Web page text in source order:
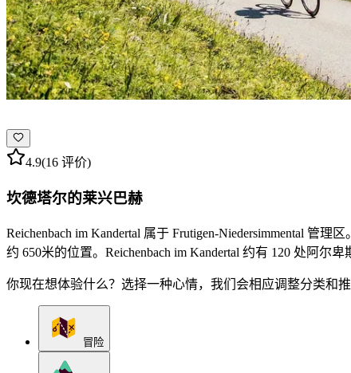
4.9(16 评价)
坎德塔尔的莱兴巴赫
Reichenbach im Kandertal 属于 Frutigen-Niedersimmental 管
约 650米的位置。Reichenbach im Kandertal 约有 120 处阿尔
你现在想体验什么？选择一种心情，我们会相应调整分类和推
冒险